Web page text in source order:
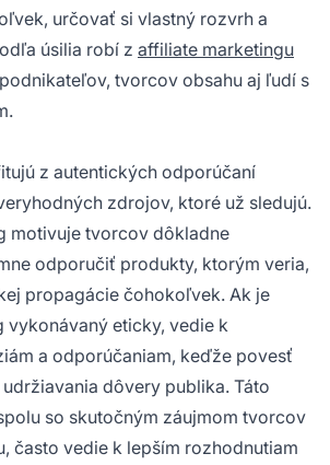
určovať si vlastný rozvrh a
úsilia robí z affiliate marketingu
tvorcov obsahu aj ľudí s
z autentických odporúčaní
zdrojov, ktoré už sledujú.
motivuje tvorcov dôkladne
odporučiť produkty, ktorým veria,
propagácie čohokoľvek. Ak je
vykonávaný eticky, vedie k
a odporúčaniam, keďže povesť
dôvery publika. Táto
so skutočným záujmom tvorcov
často vedie k lepším rozhodnutiam